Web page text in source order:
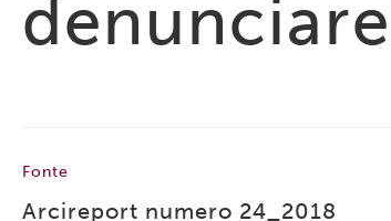
Fonte
Arcireport numero 24_2018